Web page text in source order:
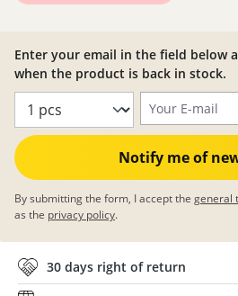
Enter your email in the field below
when the product is back in stock.
Notify me of
By submitting the form, I accept the general
as the privacy policy.
30 days right of return